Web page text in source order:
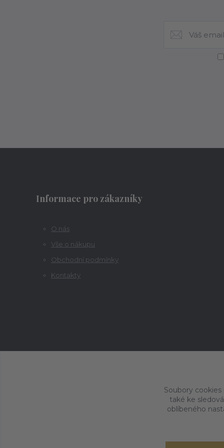
Informace pro zákazníky
O nás
Vše o nákupu
Obchodní podmínky
Kontakty
Soubory
také ke
oblíbeného